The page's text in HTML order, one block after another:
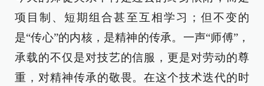
项目制、短期组合甚至互相学习；但不变的
是“传心”的内核，是精神的传承。一声“师傅”，
承载的不仅是对技艺的信服，更是对劳动的尊
重，对精神传承的敬畏。在这个技术迭代的时